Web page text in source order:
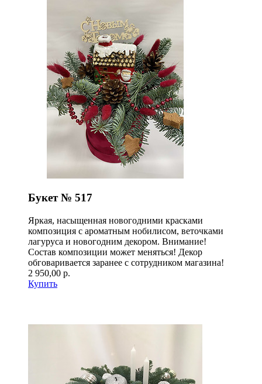
Букет № 517
Яркая, насыщенная новогодними красками
композиция с ароматным нобилисом, веточками
лагуруса и новогодним декором. Внимание!
Состав композиции может меняться! Декор
обговаривается заранее с сотрудником магазина!
2 950,00 р.
Купить